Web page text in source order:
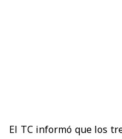
El TC informó que los